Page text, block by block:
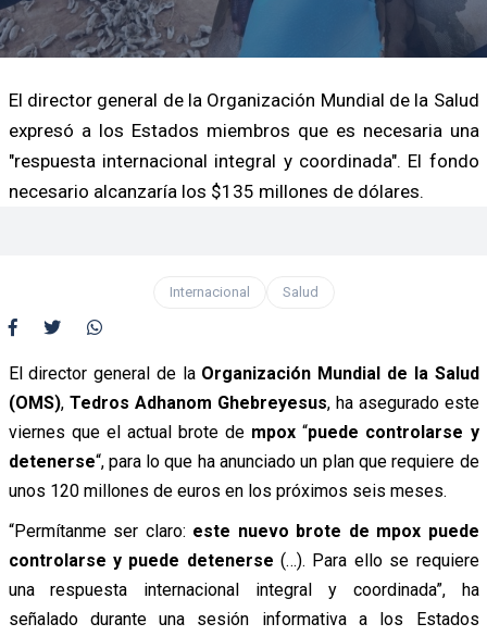
El director general de la Organización Mundial de la Salud
expresó a los Estados miembros que es necesaria una
"respuesta internacional integral y coordinada". El fondo
necesario alcanzaría los $135 millones de dólares.
Internacional Salud
El director general de laOrganización Mundial de la Salud
(OMS), Tedros Adhanom Ghebreyesus, ha asegurado este
viernes que el actual brote de mpox “puede controlarse y
detenerse“, para lo que ha anunciado un plan que requiere de
unos 120 millones de euros en los próximos seis meses.
“Permítanme ser claro: este nuevo brote de mpox puede
controlarse y puede detenerse (…). Para ello se requiere
una respuesta internacional integral y coordinada”, ha
señalado durante una sesión informativa a los Estados